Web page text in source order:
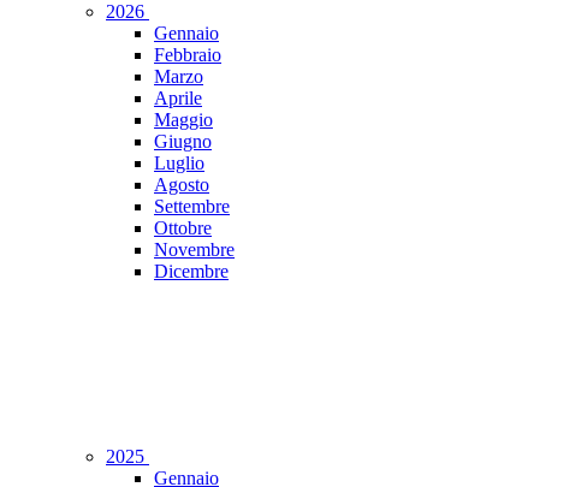
2026
Gennaio
Febbraio
Marzo
Aprile
Maggio
Giugno
Luglio
Agosto
Settembre
Ottobre
Novembre
Dicembre
2025
Gennaio